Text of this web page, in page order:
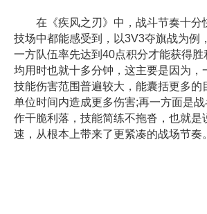
在《疾风之刃》中，战斗节奏十分
技场中都能感受到，以3V3夺旗战为例
一方队伍率先达到40点积分才能获得
均用时也就十多分钟，这主要是因为，
技能伤害范围普遍较大，能囊括更多的
单位时间内造成更多伤害;再一方面是
作干脆利落，技能简练不拖沓，也就是
速，从根本上带来了更紧凑的战场节奏。